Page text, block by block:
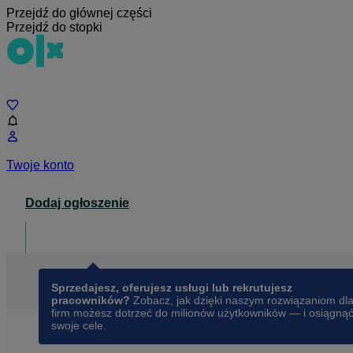
Przejdź do głównej części
Przejdź do stopki
Twoje konto
Dodaj ogłoszenie
Sprzedajesz, oferujesz usługi lub rekrutujesz
pracowników? Zobacz, jak dzięki naszym rozwiązaniom dla
firm możesz dotrzeć do milionów użytkowników — i osiągnąć
swoje cele.